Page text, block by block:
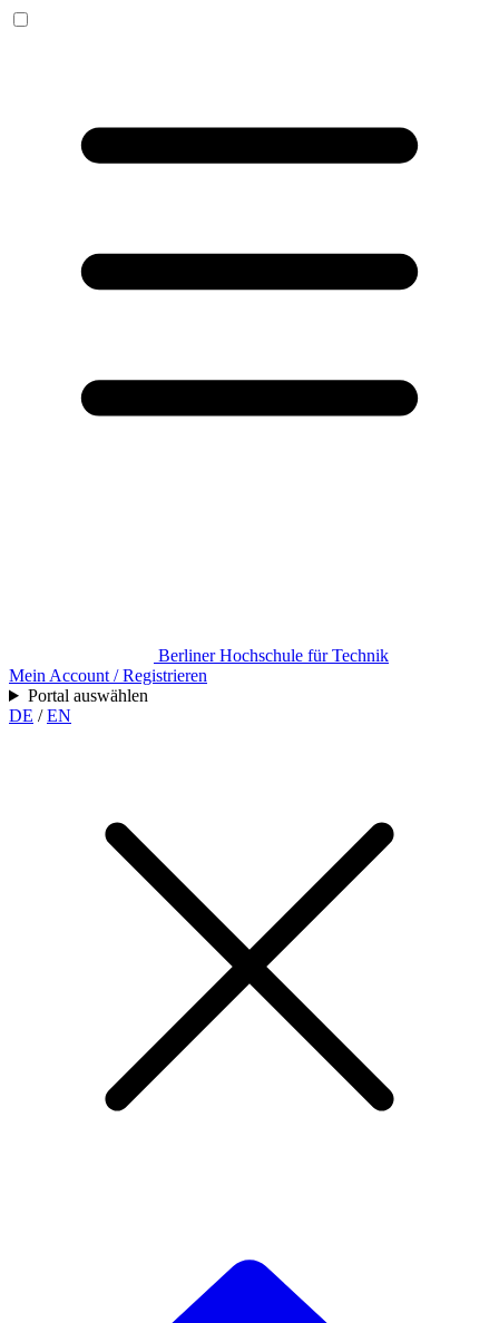
Berliner Hochschule für Technik
Mein Account / Registrieren
Portal auswählen
DE /EN